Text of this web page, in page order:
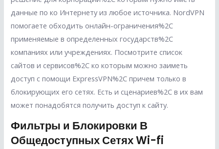
данные по ко Интернету из любое источника. NordVPN
помогаете обходить онлайн-ограничения%2C
применяемые в определенных государств%2C
компаниях или учреждениях. Посмотрите список
сайтов и сервисов%2C ко которым можно заиметь
доступ с помощи ExpressVPN%2C причем только в
блокирующих его сетях. Есть и сценариев%2C в их вам
может понадобятся получить доступ к сайту.
Фильтры и Блокировки В
Общедоступных Сетях Wi-fi